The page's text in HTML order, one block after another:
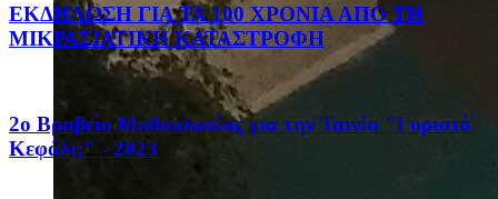
ΕΚΔΗΛΩΣΗ ΓΙΑ ΤΑ 100 ΧΡΟΝΙΑ ΑΠΟ ΤΗ
ΜΙΚΡΑΣΙΑΤΙΚΗ ΚΑΤΑΣΤΡΟΦΗ
2ο Βραβείο Μυθοπλασίας για την Ταινία "Γυριστό
Κεφάλι;" - 2023